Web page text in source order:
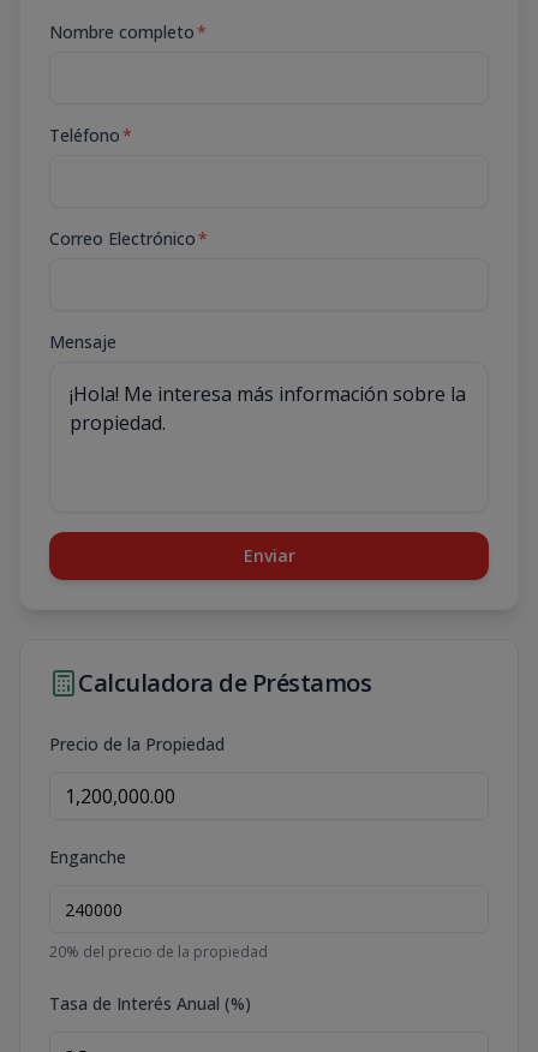
Nombre completo*
Teléfono*
Correo Electrónico*
Mensaje
Enviar
Calculadora de Préstamos
Precio de la Propiedad
Enganche
20% del precio de la propiedad
Tasa de Interés Anual (%)